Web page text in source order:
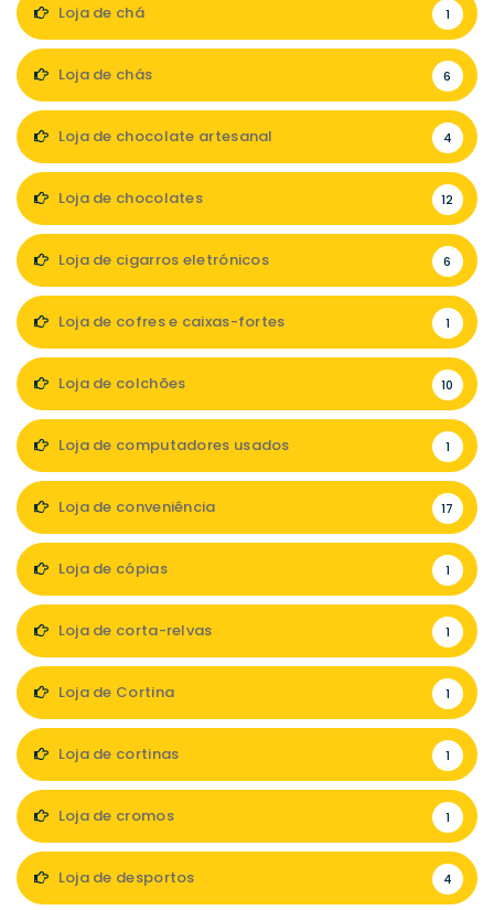
Loja de chá 1
Loja de chás 6
Loja de chocolate artesanal 4
Loja de chocolates 12
Loja de cigarros eletrónicos 6
Loja de cofres e caixas-fortes 1
Loja de colchões 10
Loja de computadores usados 1
Loja de conveniência 17
Loja de cópias 1
Loja de corta-relvas 1
Loja de Cortina 1
Loja de cortinas 1
Loja de cromos 1
Loja de desportos 4